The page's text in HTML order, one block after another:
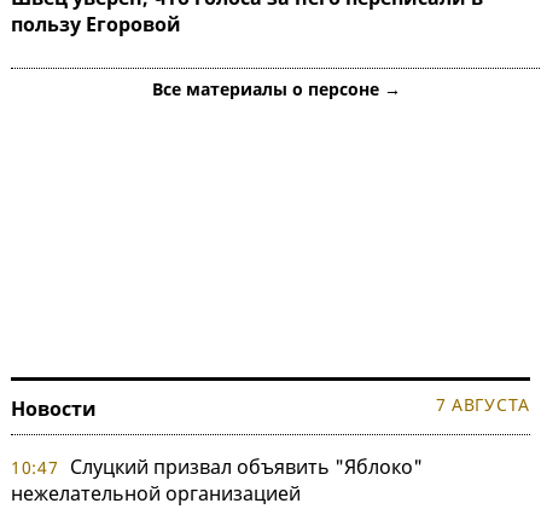
пользу Егоровой
Все материалы о персоне →
Новости 7 АВГУСТА
10:47
Слуцкий призвал объявить "Яблоко"
нежелательной организацией